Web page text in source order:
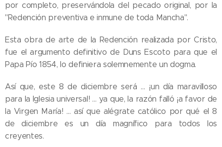
por completo, preservándola del pecado original, por la
"Redención preventiva e inmune de toda Mancha".
Esta obra de arte de la Redención realizada por Cristo,
fue el argumento definitivo de Duns Escoto para que el
Papa Pío 1854, lo definiera solemnemente un dogma.
Así que, este 8 de diciembre será … ¡un día maravilloso
para la Iglesia universal! … ya que, la razón falló ¡a favor de
la Virgen María! … así que alégrate católico por qué el 8
de diciembre es un día magnífico para todos los
creyentes.